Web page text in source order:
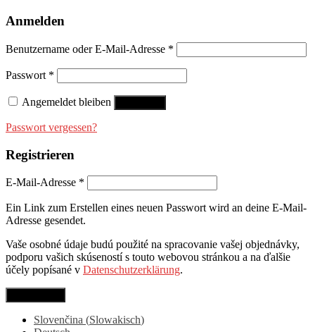
Anmelden
Benutzername oder E-Mail-Adresse *
Passwort *
Angemeldet bleiben
Passwort vergessen?
Registrieren
E-Mail-Adresse *
Ein Link zum Erstellen eines neuen Passwort wird an deine E-Mail-
Adresse gesendet.
Vaše osobné údaje budú použité na spracovanie vašej objednávky,
podporu vašich skúseností s touto webovou stránkou a na ďalšie
účely popísané v Datenschutzerklärung.
Slovenčina (Slowakisch)